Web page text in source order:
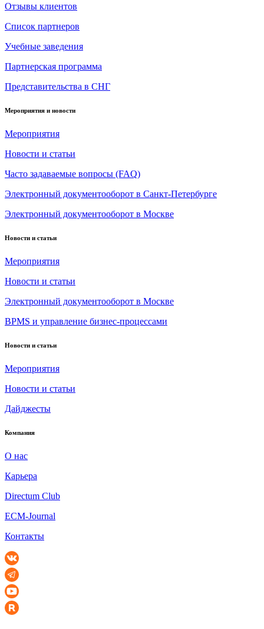
Отзывы клиентов
Список партнеров
Учебные заведения
Партнерская программа
Представительства в СНГ
Мероприятия и новости
Мероприятия
Новости и статьи
Часто задаваемые вопросы (FAQ)
Электронный документооборот в Санкт-Петербурге
Электронный документооборот в Москве
Новости и статьи
Мероприятия
Новости и статьи
Электронный документооборот в Москве
BPMS и управление бизнес-процессами
Новости и статьи
Мероприятия
Новости и статьи
Дайджесты
Компания
О нас
Карьера
Directum Club
ECM-Journal
Контакты